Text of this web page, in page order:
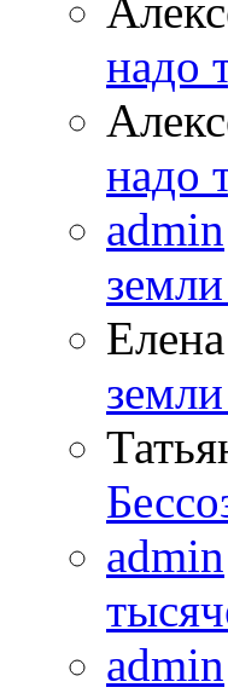
надо
надо
admin
admin
admin